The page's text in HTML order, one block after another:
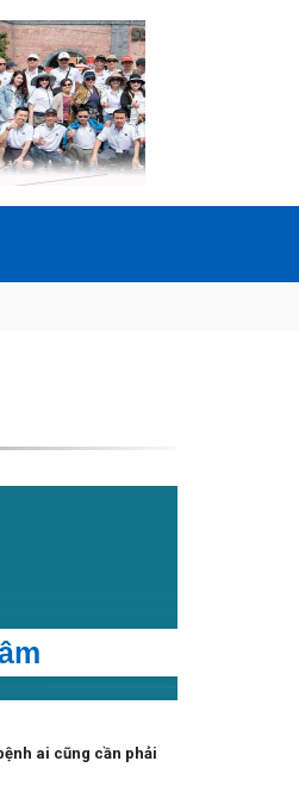
ai cũng cần phải